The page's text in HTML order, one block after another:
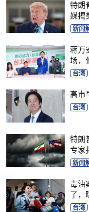
特朗
媒揭
新闻
蒋万
场，
台湾
高市
台湾
特朗
专家
新闻
毒油
了，
台湾